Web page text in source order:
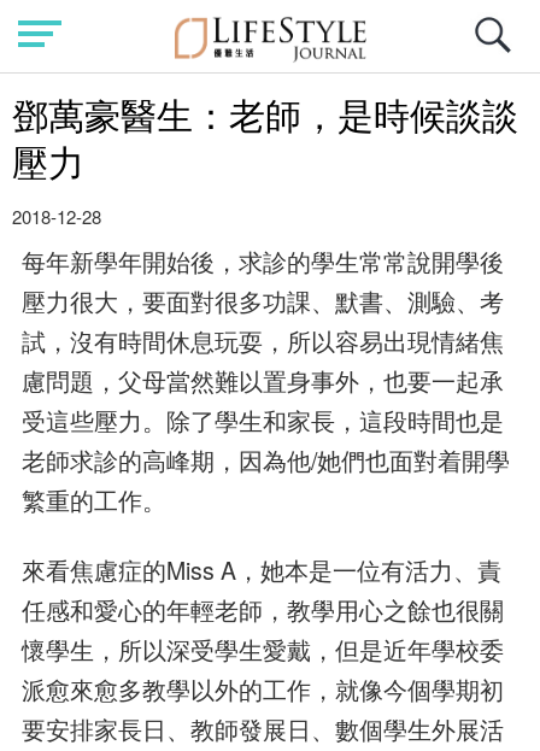
鄧萬豪醫生：老師，是時候談談
壓力
2018-12-28
每年新學年開始後，求診的學生常常說開學後
壓力很大，要面對很多功課、默書、測驗、考
試，沒有時間休息玩耍，所以容易出現情緒焦
慮問題，父母當然難以置身事外，也要一起承
受這些壓力。除了學生和家長，這段時間也是
老師求診的高峰期，因為他/她們也面對着開學
繁重的工作。
來看焦慮症的Miss A，她本是一位有活力、責
任感和愛心的年輕老師，教學用心之餘也很關
懷學生，所以深受學生愛戴，但是近年學校委
派愈來愈多教學以外的工作，就像今個學期初
要安排家長日、教師發展日、數個學生外展活